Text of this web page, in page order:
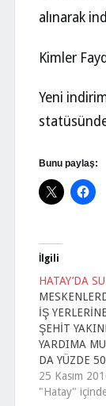
alınarak
Kimler
Yeni
Bunu paylaş:
İlgili
HATAY’DA
İŞ
ŞEHİT
YARDIMA
DA YÜZDE
Büyükşehir
Kanalizasyon
25 Kasım
"Hatay"